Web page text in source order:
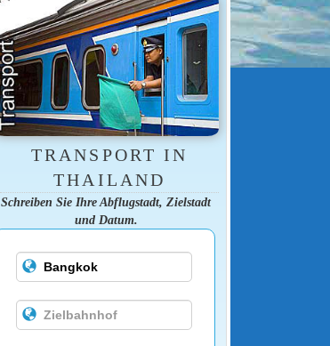
TRANSPORT IN
THAILAND
Schreiben Sie Ihre Abflugstadt, Zielstadt
und Datum.